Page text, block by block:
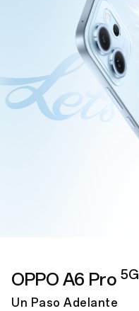
OPPO A6 Pro 5G
Un Paso Adelante